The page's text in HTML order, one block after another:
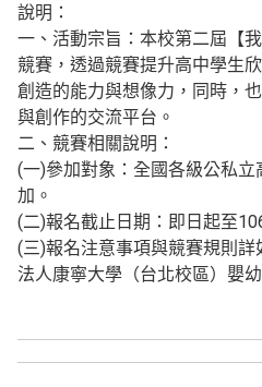
說明：
一、活動宗旨：本校第二屆【
競賽，透過競賽提升高中學生
創造的能力與想像力，同時，
與創作的交流平台。
二、競賽相關說明：
(一)參加對象：全國各級公私
加。
(二)報名截止日期：即日起至
(三)報名注意事項與競賽規則
法人康寧大學（台北校區）嬰